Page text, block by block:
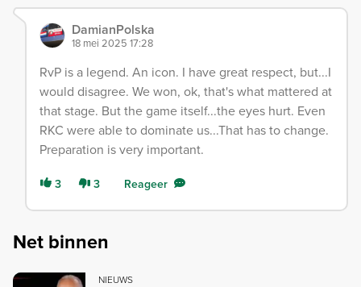
DamianPolska
18 mei 2025 17:28
RvP is a legend. An icon. I have great respect, but...I
would disagree. We won, ok, that's what mattered at
that stage. But the game itself...the eyes hurt. Even
RKC were able to dominate us...That has to change.
Preparation is very important.
3 3 Reageer
Net binnen
NIEUWS